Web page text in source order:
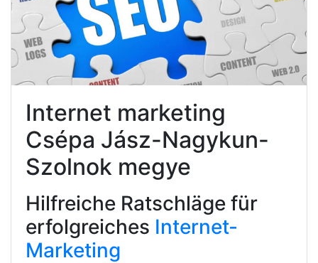
Internet marketing
Csépa Jász-Nagykun-
Szolnok megye
Hilfreiche Ratschläge für
erfolgreiches Internet-
Marketing